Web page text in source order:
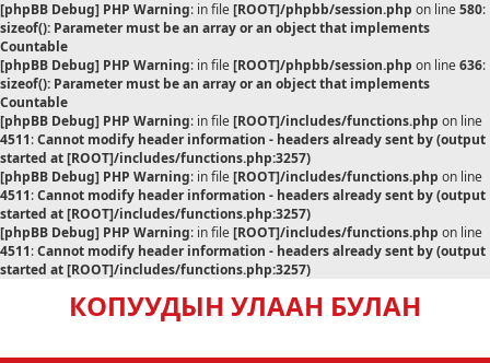
[phpBB Debug] PHP Warning: in file[ROOT]/phpbb/session.php on line580:
sizeof(): Parameter must be an array or an object that implements
Countable
[phpBB Debug] PHP Warning: in file[ROOT]/phpbb/session.php on line636:
sizeof(): Parameter must be an array or an object that implements
Countable
[phpBB Debug] PHP Warning: in file[ROOT]/includes/functions.php on line
4511:Cannot modify header information - headers already sent by (output
started at [ROOT]/includes/functions.php:3257)
[phpBB Debug] PHP Warning: in file[ROOT]/includes/functions.php on line
4511:Cannot modify header information - headers already sent by (output
started at [ROOT]/includes/functions.php:3257)
[phpBB Debug] PHP Warning: in file[ROOT]/includes/functions.php on line
4511:Cannot modify header information - headers already sent by (output
started at [ROOT]/includes/functions.php:3257)
КОПУУДЫН УЛААН БУЛАН